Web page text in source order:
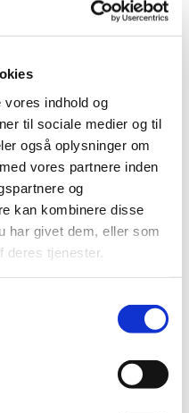
indhold og
til sociale medier og til
også oplysninger om
vores partnere inden
og
kan kombinere disse
har givet dem, eller som
deres tjenester.
fra ScanVet
- ukendt
A/S
om forsyning af